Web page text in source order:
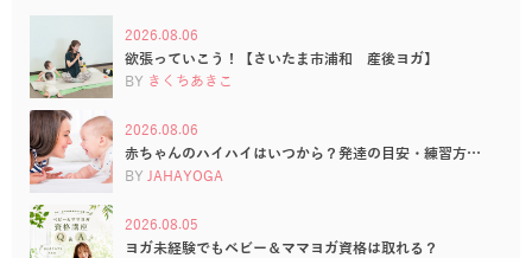
2026.08.06
欲張っていこう！【さいたま市浦和 産後ヨガ】
BY きくちあきこ
2026.08.06
赤ちゃんのハイハイはいつから？発達の目安・練習方…
BY JAHAYOGA
2026.08.05
ヨガ未経験でもベビー＆ママヨガ資格は取れる？